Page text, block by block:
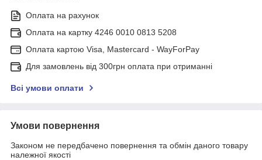
Оплата на рахунок
Оплата на картку 4246 0010 0813 5208
Оплата картою Visa, Mastercard - WayForPay
Для замовлень від 300грн оплата при отриманні
Всі умови оплати
Умови повернення
Законом не передбачено повернення та обмін даного товару
належної якості